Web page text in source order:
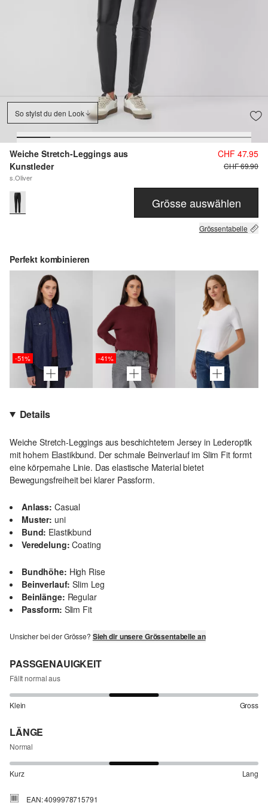
So stylst du den Look
Weiche Stretch-Leggings aus
Kunstleder
s.Oliver
CHF 47.95
CHF 69.90
Grösse auswählen
Grössentabelle
Perfekt kombinieren
-51% -41%
Details
Weiche Stretch-Leggings aus beschichtetem Jersey in Lederoptik
mit hohem Elastikbund. Der schmale Beinverlauf im Slim Fit formt
eine körpernahe Linie. Das elastische Material bietet
Bewegungsfreiheit bei klarer Passform.
Anlass: Casual
Muster: uni
Bund: Elastikbund
Veredelung: Coating
Bundhöhe: High Rise
Beinverlauf: Slim Leg
Beinlänge: Regular
Passform: Slim Fit
Unsicher bei der Grösse? Sieh dir unsere Grössentabelle an
PASSGENAUIGKEIT
Fällt normal aus
Klein Gross
LÄNGE
Normal
Kurz Lang
EAN: 4099978715791